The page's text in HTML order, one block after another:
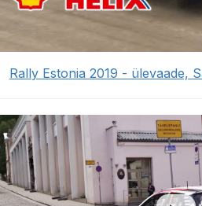
Rally Estonia 2019 - ülevaade,